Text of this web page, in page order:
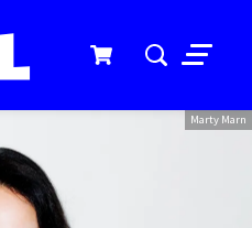
Menu
Marty Marn